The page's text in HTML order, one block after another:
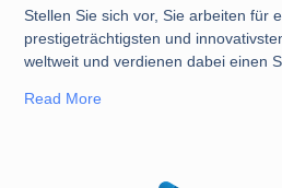
Stellen Sie sich vor, Sie arbeiten für
prestigeträchtigsten und
weltweit und verdienen dabei einen
Read More